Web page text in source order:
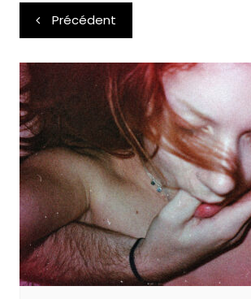
Navigation
de
l’article
Précédent